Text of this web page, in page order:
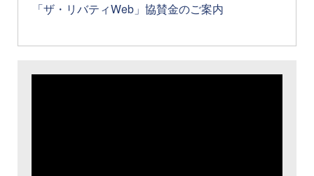
「ザ・リバティWeb」協賛金のご案内